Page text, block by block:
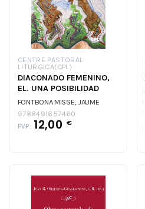
CENTRE PASTORAL
LITURGICA(CPL)
DIACONADO FEMENINO,
EL. UNA POSIBILIDAD
FONTBONA MISSE, JAUME
9788491657460
PVP: 12,00 €